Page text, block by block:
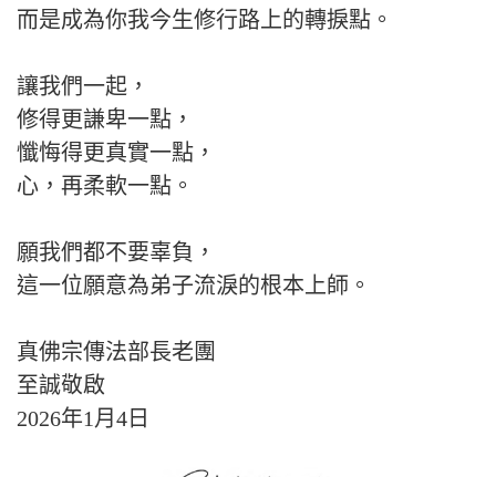
而是成為你我今生修行路上的轉捩點。
讓我們一起，
修得更謙卑一點，
懺悔得更真實一點，
心，再柔軟一點。
願我們都不要辜負，
這一位願意為弟子流淚的根本上師。
真佛宗傳法部長老團
至誠敬啟
2026年1月4日